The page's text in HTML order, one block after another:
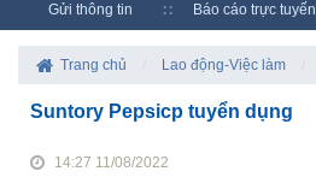
Gửi thông tin Báo cáo trực tuyến
Trang chủ Lao động-Việc làm
Suntory Pepsicp tuyển dụng
14:27 11/08/2022